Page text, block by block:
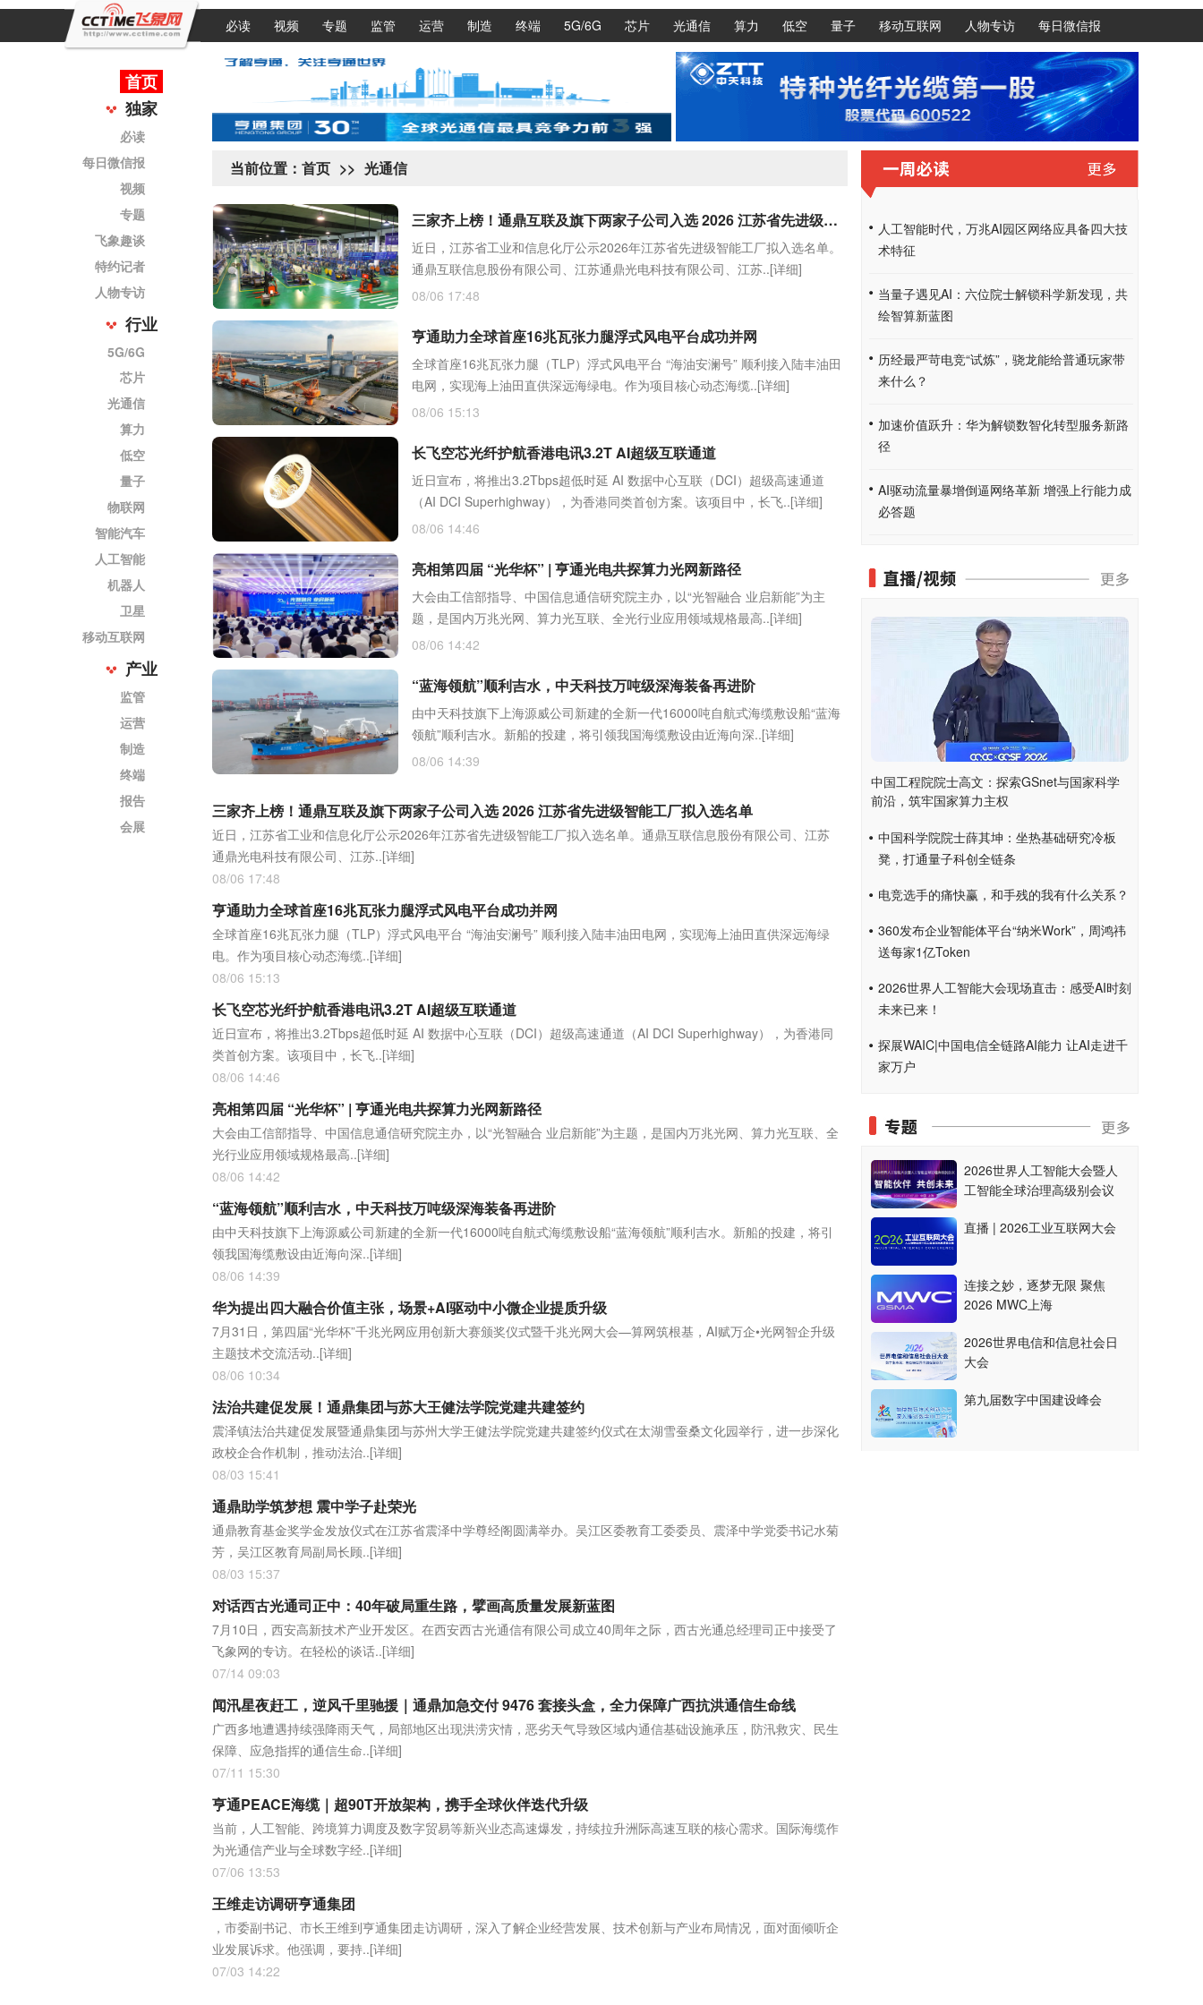
必读 视频 专题 监管 运营 制造 终端 5G/6G 芯片 光通信 算力 低空 量子 移动互联网 人物专访 每日微信报
首页
独家
必读
每日微信报
视频
专题
飞象趣谈
特约记者
人物专访
行业
5G/6G
芯片
光通信
算力
低空
量子
物联网
智能汽车
人工智能
机器人
卫星
移动互联网
产业
监管
运营
制造
终端
报告
会展
当前位置： 首页 >> 光通信
三家齐上榜！通鼎互联及旗下两家子公司入选 2026 江苏省先进级智能工厂拟入选名单
近日，江苏省工业和信息化厅公示2026年江苏省先进级智能工厂拟入选名单。
通鼎互联信息股份有限公司、江苏通鼎光电科技有限公司、江苏..[详细]
08/06 17:48
亨通助力全球首座16兆瓦张力腿浮式风电平台成功并网
全球首座16兆瓦张力腿（TLP）浮式风电平台 “海油安澜号” 顺利接入陆丰油田
电网，实现海上油田直供深远海绿电。作为项目核心动态海缆..[详细]
08/06 15:13
长飞空芯光纤护航香港电讯3.2T AI超级互联通道
近日宣布，将推出3.2Tbps超低时延 AI 数据中心互联（DCI）超级高速通道
（AI DCI Superhighway），为香港同类首创方案。该项目中，长飞..[详细]
08/06 14:46
亮相第四届 “光华杯” | 亨通光电共探算力光网新路径
大会由工信部指导、中国信息通信研究院主办，以“光智融合 业启新能”为主
题，是国内万兆光网、算力光互联、全光行业应用领域规格最高..[详细]
08/06 14:42
“蓝海领航”顺利吉水，中天科技万吨级深海装备再进阶
由中天科技旗下上海源威公司新建的全新一代16000吨自航式海缆敷设船“蓝海
领航”顺利吉水。新船的投建，将引领我国海缆敷设由近海向深..[详细]
08/06 14:39
三家齐上榜！通鼎互联及旗下两家子公司入选 2026 江苏省先进级智能工厂拟入选名单
近日，江苏省工业和信息化厅公示2026年江苏省先进级智能工厂拟入选名单。通鼎互联信息股份有限公司、江苏
通鼎光电科技有限公司、江苏..[详细]
08/06 17:48
亨通助力全球首座16兆瓦张力腿浮式风电平台成功并网
全球首座16兆瓦张力腿（TLP）浮式风电平台 “海油安澜号” 顺利接入陆丰油田电网，实现海上油田直供深远海绿
电。作为项目核心动态海缆..[详细]
08/06 15:13
长飞空芯光纤护航香港电讯3.2T AI超级互联通道
近日宣布，将推出3.2Tbps超低时延 AI 数据中心互联（DCI）超级高速通道（AI DCI Superhighway），为香港同
类首创方案。该项目中，长飞..[详细]
08/06 14:46
亮相第四届 “光华杯” | 亨通光电共探算力光网新路径
大会由工信部指导、中国信息通信研究院主办，以“光智融合 业启新能”为主题，是国内万兆光网、算力光互联、全
光行业应用领域规格最高..[详细]
08/06 14:42
“蓝海领航”顺利吉水，中天科技万吨级深海装备再进阶
由中天科技旗下上海源威公司新建的全新一代16000吨自航式海缆敷设船“蓝海领航”顺利吉水。新船的投建，将引
领我国海缆敷设由近海向深..[详细]
08/06 14:39
华为提出四大融合价值主张，场景+AI驱动中小微企业提质升级
7月31日，第四届“光华杯”千兆光网应用创新大赛颁奖仪式暨千兆光网大会—算网筑根基，AI赋万企•光网智企升级
主题技术交流活动..[详细]
08/06 10:34
法治共建促发展！通鼎集团与苏大王健法学院党建共建签约
震泽镇法治共建促发展暨通鼎集团与苏州大学王健法学院党建共建签约仪式在太湖雪蚕桑文化园举行，进一步深化
政校企合作机制，推动法治..[详细]
08/03 15:41
通鼎助学筑梦想 震中学子赴荣光
通鼎教育基金奖学金发放仪式在江苏省震泽中学尊经阁圆满举办。吴江区委教育工委委员、震泽中学党委书记水菊
芳，吴江区教育局副局长顾..[详细]
08/03 15:37
对话西古光通司正中：40年破局重生路，擘画高质量发展新蓝图
7月10日，西安高新技术产业开发区。在西安西古光通信有限公司成立40周年之际，西古光通总经理司正中接受了
飞象网的专访。在轻松的谈话..[详细]
07/14 09:03
闻汛星夜赶工，逆风千里驰援｜通鼎加急交付 9476 套接头盒，全力保障广西抗洪通信生命线
广西多地遭遇持续强降雨天气，局部地区出现洪涝灾情，恶劣天气导致区域内通信基础设施承压，防汛救灾、民生
保障、应急指挥的通信生命..[详细]
07/11 15:30
亨通PEACE海缆｜超90T开放架构，携手全球伙伴迭代升级
当前，人工智能、跨境算力调度及数字贸易等新兴业态高速爆发，持续拉升洲际高速互联的核心需求。国际海缆作
为光通信产业与全球数字经..[详细]
07/06 13:53
王维走访调研亨通集团
，市委副书记、市长王维到亨通集团走访调研，深入了解企业经营发展、技术创新与产业布局情况，面对面倾听企
业发展诉求。他强调，要持..[详细]
07/03 14:22
人工智能时代，万兆AI园区网络应具备四大技
术特征
当量子遇见AI：六位院士解锁科学新发现，共
绘智算新蓝图
历经最严苛电竞“试炼”，骁龙能给普通玩家带
来什么？
加速价值跃升：华为解锁数智化转型服务新路
径
AI驱动流量暴增倒逼网络革新 增强上行能力成
必答题
中国工程院院士高文：探索GSnet与国家科学
前沿，筑牢国家算力主权
中国科学院院士薛其坤：坐热基础研究冷板
凳，打通量子科创全链条
电竞选手的痛快赢，和手残的我有什么关系？
360发布企业智能体平台“纳米Work”，周鸿祎
送每家1亿Token
2026世界人工智能大会现场直击：感受AI时刻
未来已来！
探展WAIC|中国电信全链路AI能力 让AI走进千
家万户
2026世界人工智能大会暨人
工智能全球治理高级别会议
直播 | 2026工业互联网大会
连接之妙，逐梦无限 聚焦
2026 MWC上海
2026世界电信和信息社会日
大会
第九届数字中国建设峰会